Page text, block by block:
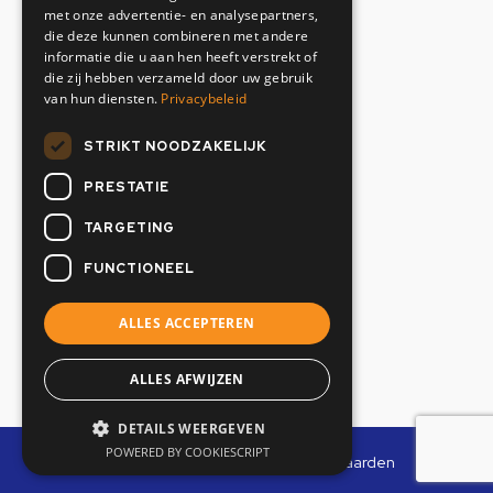
Contactgegevens
+31(0)20 634 12 02
info@oranjemarine.nl
Openingstijden
Maandag t/m vrijdag
07:00 - 17.00 uur
Zaterdag & Zondag
Privacybeleid | Algemene Voorwaarden
met onze advertentie- en analysepartners,
die deze kunnen combineren met andere
informatie die u aan hen heeft verstrekt of
die zij hebben verzameld door uw gebruik
van hun diensten. Privacybeleid
STRIKT NOODZAKELIJK
PRESTATIE
TARGETING
FUNCTIONEEL
ALLES ACCEPTEREN
ALLES AFWIJZEN
DETAILS WEERGEVEN
POWERED BY COOKIESCRIPT